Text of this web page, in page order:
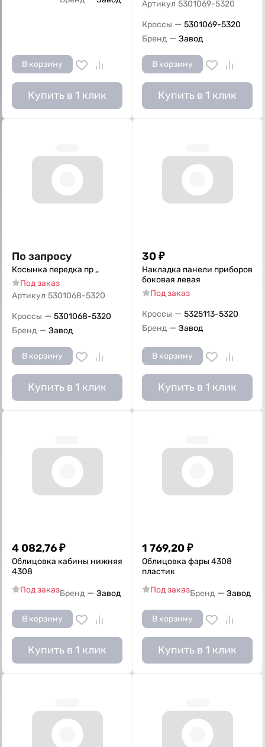
В корзину
Купить в 1 клик
Артикул 5301069-5320
Кроссы — 5301069-5320
Бренд — Завод
В корзину
Купить в 1 клик
По запросу
Косынка передка пр ,,
Под заказ
Артикул 5301068-5320
Кроссы — 5301068-5320
Бренд — Завод
В корзину
Купить в 1 клик
30 ₽
Накладка панели приборов
боковая левая
Под заказ
Кроссы — 5325113-5320
Бренд — Завод
В корзину
Купить в 1 клик
4 082,76₽
Облицовка кабины нижняя
4308
Под заказБренд — Завод
В корзину
Купить в 1 клик
1 769,20 ₽
Облицовка фары 4308
пластик
Под заказБренд — Завод
В корзину
Купить в 1 клик